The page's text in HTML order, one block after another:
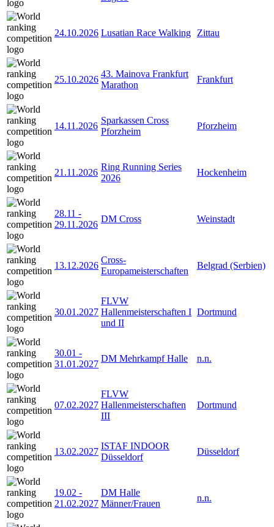
24.10.2026 Lusatian Race Walking Zittau
25.10.2026
43. Mainova Frankfurt
Marathon
Frankfurt
14.11.2026
Sparkassen Cross
Pforzheim
Pforzheim
21.11.2026
Ring Running Series
2026
Hockenheim
28.11 -
29.11.2026
DM Cross Weinstadt
13.12.2026
Cross-
Europameisterschaften
Belgrad (Serbien)
30.01.2027
FLVW
Hallenmeisterschaften I
und II
Dortmund
30.01 -
31.01.2027
DM Mehrkampf Halle n.n.
07.02.2027
FLVW
Hallenmeisterschaften
III
Dortmund
13.02.2027
ISTAF INDOOR
Düsseldorf
Düsseldorf
19.02 -
21.02.2027
DM Halle
Männer/Frauen
n.n.